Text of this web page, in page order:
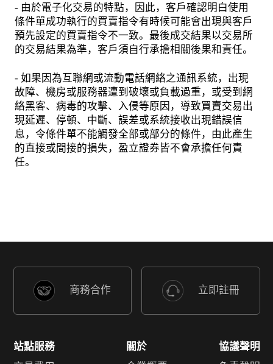
- 由於電子化交易的特點，因此，客戶確認明白使用
條件單成功執行的買賣指令有時候可能會出現與客戶
預先設定的買賣指令不一致。最後成交結果以交易所
的交易結果為準，客戶須自行承擔相關後果和責任。
- 如果因為互聯網或流動電話網絡之通訊系統，出現
故障、機房或服務器遭到破壞或負載過重，或受到網
絡黑客、病毒的攻擊、入侵等原因，導致買賣交易出
現延遲、停頓、中斷、誤差或系統接收出現錯誤信
息，令條件單不能觸發全部或部分的條件，由此產生
的直接或間接的損失，盈立證券皆不會承擔任何責
任。
商務合作 立即註冊
站點服務
關於
協議聲明